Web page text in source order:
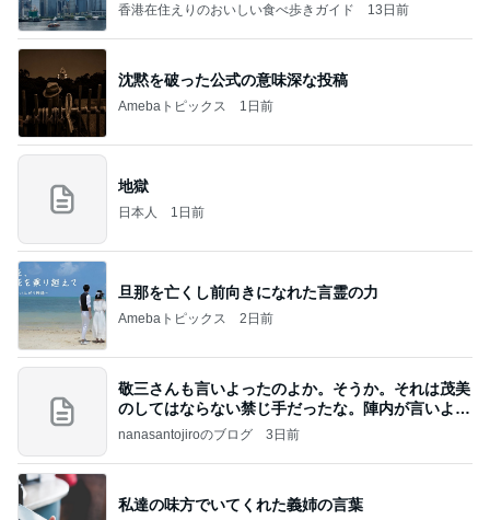
香港在住えりのおいしい食べ歩きガイド 13日前
沈黙を破った公式の意味深な投稿
Amebaトピックス 1日前
地獄
日本人 1日前
旦那を亡くし前向きになれた言霊の力
Amebaトピックス 2日前
敬三さんも言いよったのよか。そうか。それは茂美
のしてはならない禁じ手だったな。陣内が言いよる
のよ
nanasantojiroのブログ 3日前
私達の味方でいてくれた義姉の言葉